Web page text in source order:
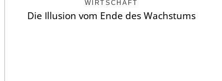
WIRTSCHAFT
Die Illusion vom Ende des Wachstums